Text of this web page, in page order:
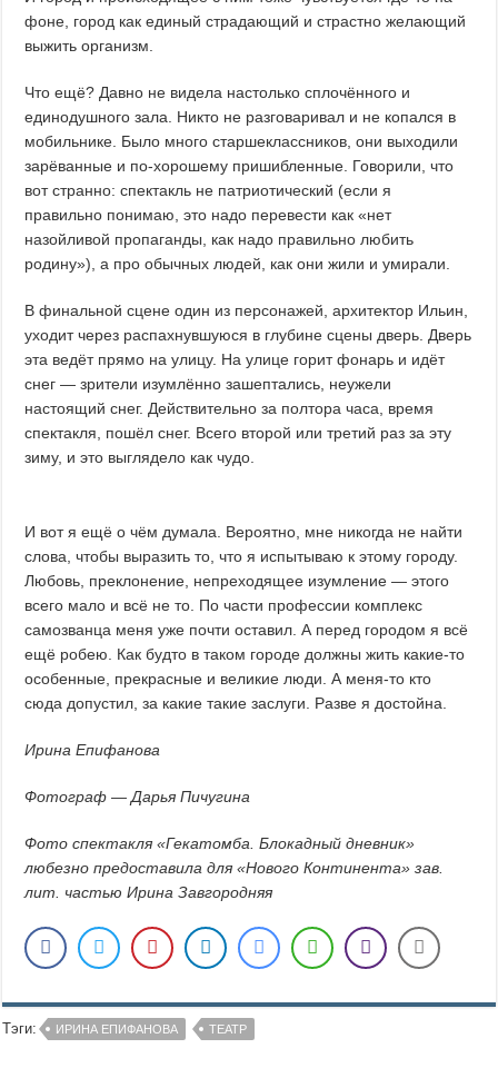
фоне, город как единый страдающий и страстно желающий
выжить организм.
Что ещё? Давно не видела настолько сплочённого и
единодушного зала. Никто не разговаривал и не копался в
мобильнике. Было много старшеклассников, они выходили
зарёванные и по-хорошему пришибленные. Говорили, что
вот странно: спектакль не патриотический (если я
правильно понимаю, это надо перевести как «нет
назойливой пропаганды, как надо правильно любить
родину»), а про обычных людей, как они жили и умирали.
В финальной сцене один из персонажей, архитектор Ильин,
уходит через распахнувшуюся в глубине сцены дверь. Дверь
эта ведёт прямо на улицу. На улице горит фонарь и идёт
снег — зрители изумлённо зашептались, неужели
настоящий снег. Действительно за полтора часа, время
спектакля, пошёл снег. Всего второй или третий раз за эту
зиму, и это выглядело как чудо.
И вот я ещё о чём думала. Вероятно, мне никогда не найти
слова, чтобы выразить то, что я испытываю к этому городу.
Любовь, преклонение, непреходящее изумление — этого
всего мало и всё не то. По части профессии комплекс
самозванца меня уже почти оставил. А перед городом я всё
ещё робею. Как будто в таком городе должны жить какие-то
особенные, прекрасные и великие люди. А меня-то кто
сюда допустил, за какие такие заслуги. Разве я достойна.
Ирина Епифанова
Фотограф — Дарья Пичугина
Фото спектакля «Гекатомба. Блокадный дневник»
любезно предоставила для «Нового Континента» зав.
лит. частью Ирина Завгородняя
Тэги: ИРИНА ЕПИФАНОВА ТЕАТР